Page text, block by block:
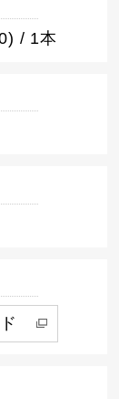
/ 1本